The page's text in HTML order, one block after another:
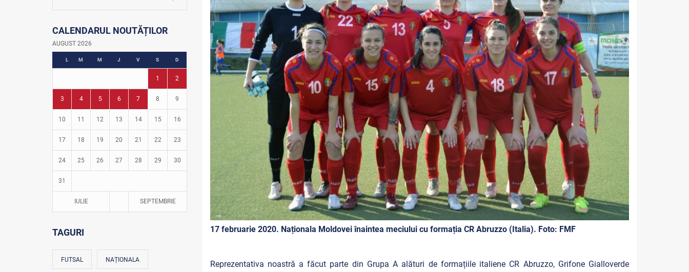
Istoria fotbalului
Turneul Viitorul
Fotbal în grădinițe
CALENDARUL NOUTĂȚILOR
AUGUST 2026
L M M J V S D
1 2
3 4 5 6 7 8 9
10 11 12 13 14 15 16
17 18 19 20 21 22 23
24 25 26 27 28 29 30
31
IULIE SEPTEMBRIE
TAGURI
FUTSAL NAȚIONALA
17 februarie 2020. Naționala Moldovei înaintea meciului cu formația CR Abruzzo (Italia). Foto: FMF
Reprezentativa noastră a făcut parte din Grupa A alături de formațiile italiene CR Abruzzo, Grifone Gialloverde